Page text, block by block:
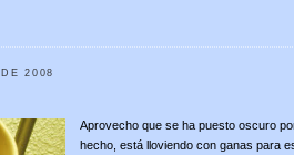
2008
Aprovecho que se ha puesto oscuro
hecho, está lloviendo con ganas para